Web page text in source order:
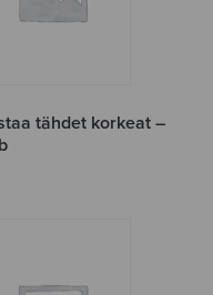
tähdet korkeat –